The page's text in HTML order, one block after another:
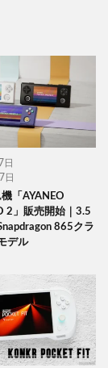
日
日
「AYANEO
2」販売開始｜3.5
865クラ
デル